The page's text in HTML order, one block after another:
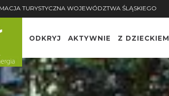
TURYSTYCZNA WOJEWÓDZTWA ŚLĄSKIEGO
ODKRYJ AKTYWNIE Z DZIECKIEM